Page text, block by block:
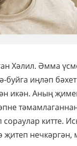
Хәлил. Әмма
иңләп
икән. Аның
китте.
нечкәргән,